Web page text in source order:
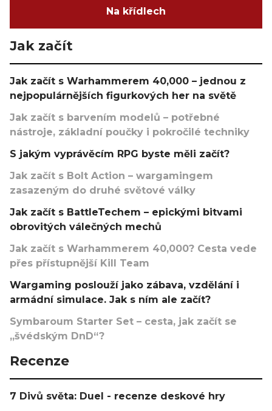
Na křídlech
Jak začít
Jak začít s Warhammerem 40,000 – jednou z
nejpopulárnějších figurkových her na světě
Jak začít s barvením modelů – potřebné
nástroje, základní poučky i pokročilé techniky
S jakým vyprávěcím RPG byste měli začít?
Jak začít s Bolt Action – wargamingem
zasazeným do druhé světové války
Jak začít s BattleTechem – epickými bitvami
obrovitých válečných mechů
Jak začít s Warhammerem 40,000? Cesta vede
přes přístupnější Kill Team
Wargaming poslouží jako zábava, vzdělání i
armádní simulace. Jak s ním ale začít?
Symbaroum Starter Set – cesta, jak začít se
„švédským DnD“?
Recenze
7 Divů světa: Duel - recenze deskové hry